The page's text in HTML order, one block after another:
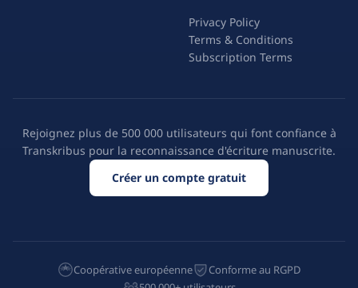
Privacy Policy
Terms & Conditions
Subscription Terms
Rejoignez plus de 500 000 utilisateurs qui font confiance à
Transkribus pour la reconnaissance d'écriture manuscrite.
Créer un compte gratuit
Coopérative européenne
Conforme au RGPD